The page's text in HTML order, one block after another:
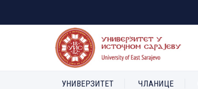
УНИВЕРЗИТЕТ ЧЛАНИЦЕ